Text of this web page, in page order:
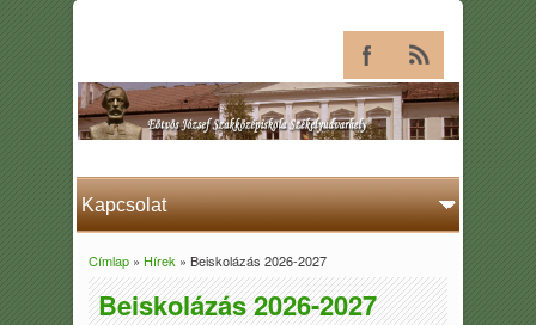
Jelenlegi hely
Címlap» Hírek » Beiskolázás 2026-2027
Beiskolázás 2026-2027